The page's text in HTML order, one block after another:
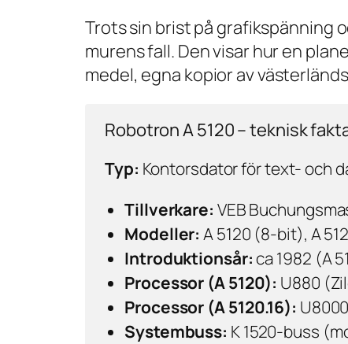
Trots sin brist på grafikspänning
murens fall. Den visar hur en
medel, egna kopior av
Robotron A 5120 – teknisk
Typ: Kontorsdator för text- och
Tillverkare: VEB
Modeller: A 5120 (8-bit), A
Introduktionsår:ca 1982 (A
Proces­sor (A 5120): U880
Processor (A 5120.16):
Systembuss: K 1520-buss